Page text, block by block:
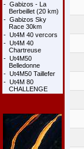
- Gabizos - La
Berbeillet (20 km)
- Gabizos Sky
Race 30km
- Ut4M 40 vercors
- Ut4M 40
Chartreuse
- Ut4M50
Belledonne
- Ut4M50 Taillefer
- Ut4M 80
CHALLENGE